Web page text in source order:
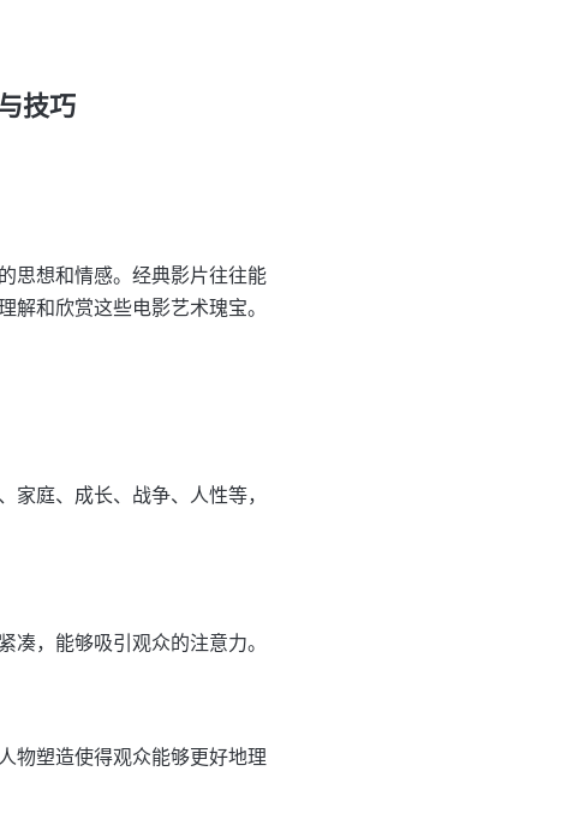
技巧
思想和情感。经典影片往往能
解和欣赏这些电影艺术瑰宝。
家庭、成长、战争、人性等，
凑，能够吸引观众的注意力。
物塑造使得观众能够更好地理